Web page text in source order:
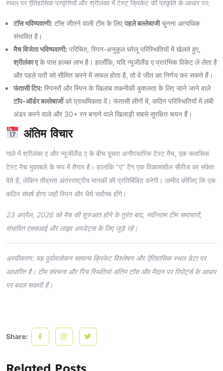
स्थल पर ऐतिहासिक प्रवृत्तियों और श्रीलंका में टेस्ट क्रिकेट की प्रकृति के आधार पर:
टॉस भविष्यवाणी: टॉस जीतने वाली टीम के लिए पहले बल्लेबाजीचुनना अत्यधिक
संभावित है।
मैच विजेता भविष्यवाणी: परिचित, स्पिन-अनुकूल घरेलू परिस्थितियों में खेलते हुए,
श्रीलंका एके पास हल्का लाभ है। हालाँकि, यदि न्यूजीलैंड ए प्रारंभिक विकेट ले लेता है
और पहले पारी को सीमित करने में सफल होता है, तो वे जीत का निर्णय कर सकते हैं।
फंतासी टिप: स्पिनरों और स्पिन के खिलाब तकनीकी कुशलता के लिए जाने जाने वाले
टॉप-ऑर्डर बल्लेबाजोंको प्राथमिकता दें। फंतासी लीगों में, कठिन परिस्थितियों में लंबी
अंडर करने वाले और 30+ रन बनाने वाले खिलाड़ी सबसे सुरक्षित चयन हैं।
अंतिम विचार
गाले में श्रीलंका ए और न्यूजीलैंड ए के बीच दूसरा अनौपचारिक टेस्ट मैच, एक क्लासिक
टेस्ट मैच मुकाबले के रूप में तैयार है। हालांकि "ए" टैग एक विकासशील सीरीज का संकेत
देते हैं, लेकिन तीव्रता अंतरराष्ट्रीय मानकों की प्रतिबिंबित करेगी। उम्मीद कीजिए कि एक
कठिन संघर्ष होगा जहाँ स्पिन और धैर्य सर्वोच्च होंगे।
23 अप्रैल, 2026 को मैच की शुरुआत होने के तुरंत बाद, नवीनतम टीम समाचारों,
संभावित एक्सआई और लाइव अपडेट्स के लिए जुड़े रहें।
अस्वीकरण: यह पूर्वावलोकन सामान्य क्रिकेट विश्लेषण और ऐतिहासिक स्थल डेटा पर
आधारित है। टीम संरचना और पिच स्थितियां अंतिम टॉस और मैदान पर रिपोर्ट्स के आधार
पर बदल सकती हैं।
Share:
Related Posts